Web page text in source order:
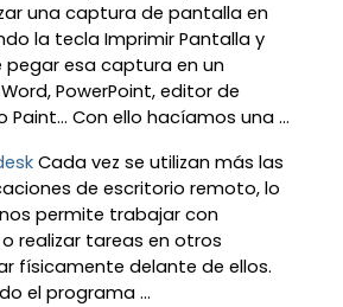
una captura de pantalla en
la tecla Imprimir Pantalla y
esa captura en un
PowerPoint, editor de
Paint… Con ello hacíamos una ...
Cada vez se utilizan más las
de escritorio remoto, lo
permite trabajar con
realizar tareas en otros
físicamente delante de ellos.
el programa ...